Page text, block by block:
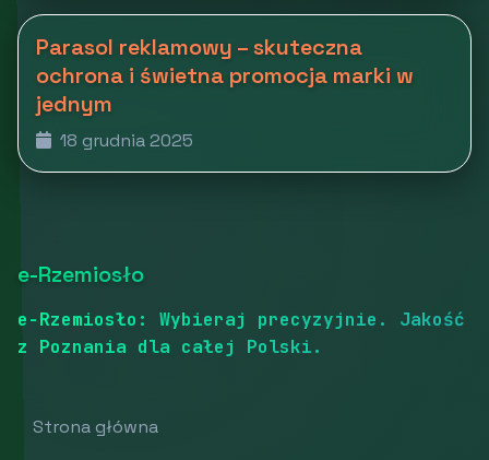
Parasol reklamowy – skuteczna
ochrona i świetna promocja marki w
jednym
18 grudnia 2025
e-Rzemiosło
e-Rzemiosło: Wybieraj precyzyjnie. Jakość
z Poznania dla całej Polski.
Strona główna